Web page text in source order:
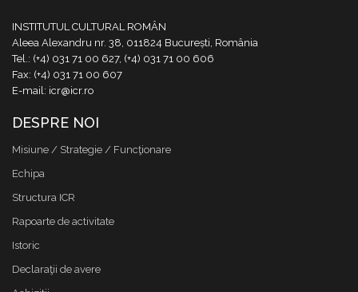
INSTITUTUL CULTURAL ROMÂN
Aleea Alexandru nr. 38, 011824 București, România
Tel.: (+4) 031 71 00 627, (+4) 031 71 00 606
Fax: (+4) 031 71 00 607
E-mail: icr@icr.ro
DESPRE NOI
Misiune / Strategie / Funcţionare
Echipa
Structura ICR
Rapoarte de activitate
Istoric
Declaraţii de avere